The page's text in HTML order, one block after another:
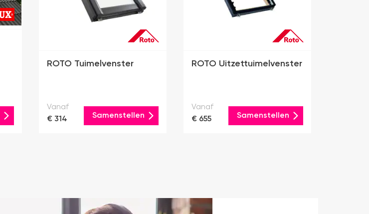
ROTO Tuimelvenster
Vanaf
€ 314
Samenstellen
ROTO Uitzettuimelvenster
Vanaf
€ 655
Samenstellen